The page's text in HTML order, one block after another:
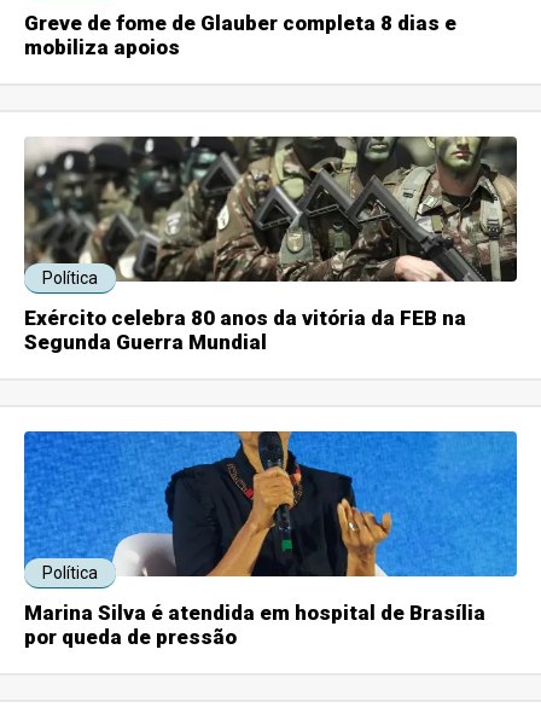
Greve de fome de Glauber completa 8 dias e
mobiliza apoios
Política
Exército celebra 80 anos da vitória da FEB na
Segunda Guerra Mundial
Política
Marina Silva é atendida em hospital de Brasília
por queda de pressão